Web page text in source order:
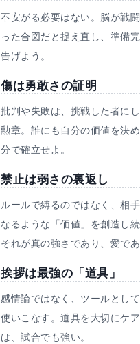
不安がる必要はない。脳が戦
った合図だと捉え直し、準備
告げよう。
傷は勇敢さの証明
批判や失敗は、挑戦した者に
勲章。誰にも自分の価値を決
分で確立せよ。
禁止は弱さの裏返し
ルールで縛るのではなく、相
なるような「価値」を創造し続
それが真の強さであり、愛であ
挨拶は最強の「道具」
感情論ではなく、ツールとし
使いこなす。道具を大切にケ
は、試合でも強い。